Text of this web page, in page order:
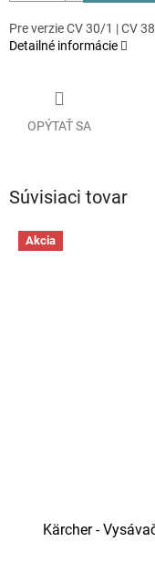
Pre verzie CV 30/1 | CV
Detailné informácie
OPÝTAŤ SA
Súvisiaci tovar
Akcia
Kärcher -